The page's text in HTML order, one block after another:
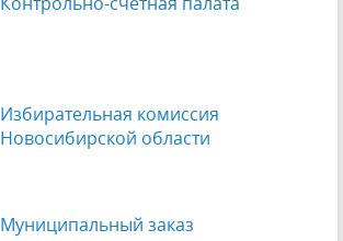
Избирательная комиссия
Новосибирской области
Муниципальный заказ